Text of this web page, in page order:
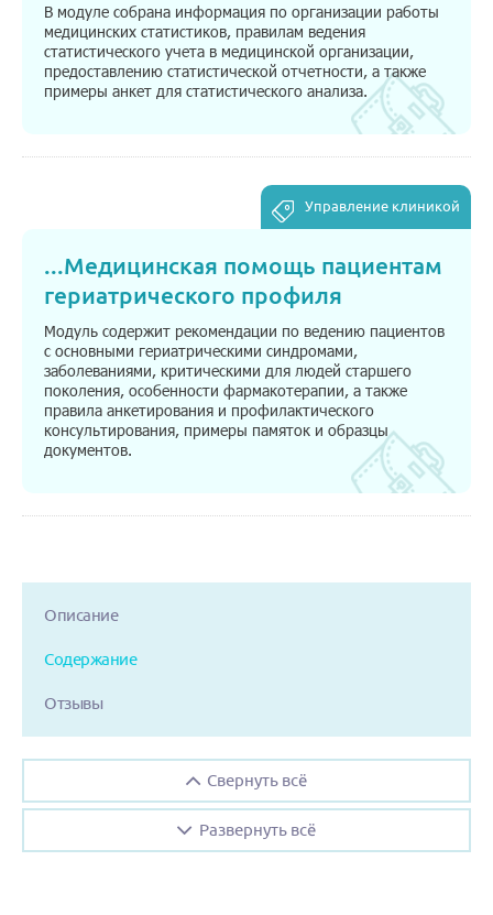
В модуле собрана информация по организации работы
медицинских статистиков, правилам ведения
статистического учета в медицинской организации,
предоставлению статистической отчетности, а также
примеры анкет для статистического анализа.
Управление клиникой
...Медицинская помощь пациентам
гериатрического профиля
Модуль содержит рекомендации по ведению пациентов
с основными гериатрическими синдромами,
заболеваниями, критическими для людей старшего
поколения, особенности фармакотерапии, а также
правила анкетирования и профилактического
консультирования, примеры памяток и образцы
документов.
Описание
Содержание
Отзывы
Свернуть всё
Развернуть всё